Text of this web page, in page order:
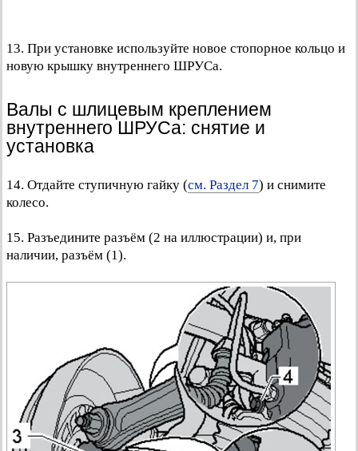
13. При установке используйте новое стопорное кольцо и
новую крышку внутреннего ШРУСа.
Валы с шлицевым креплением
внутреннего ШРУСа: снятие и
установка
14. Отдайте ступичную гайку (см. Раздел 7) и снимите
колесо.
15. Разъедините разъём (2 на иллюстрации) и, при
наличии, разъём (1).